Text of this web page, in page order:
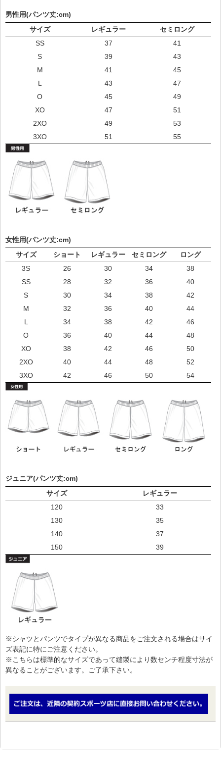
男性用(パンツ丈:cm)
サイズ
レギュラー
セミロング
SS
37
41
S
39
43
M
41
45
L
43
47
O
45
49
XO
47
51
2XO
49
53
3XO
51 55
女性用(パンツ丈:cm)
サイズ
ショート レギュラー セミロング
ロング
3S
26 30 34
38
SS
28 32 36
40
S
30 34 38
42
M
32 36 40
44
L
34 38 42
46
O
36 40 44
48
XO
38 42 46
50
2XO
40 44 48
52
3XO
42 46 50 54
ジュニア(パンツ丈:cm)
サイズ
レギュラー
120
33
130
35
140
37
150
39
※シャツとパンツでタイプが異なる商品をご注文される場合はサイ
ズ表記に特にご注意ください。
※こちらは標準的なサイズであって縫製により数センチ程度寸法が
異なることがございます。ご了承下さい。